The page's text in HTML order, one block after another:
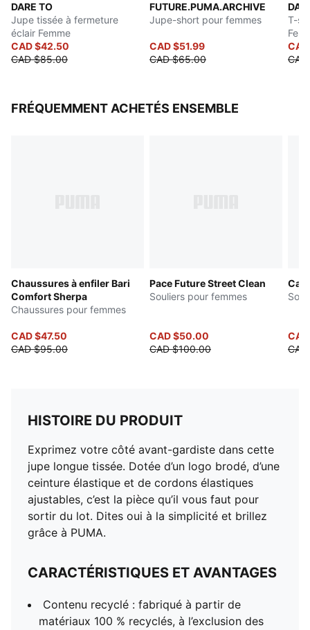
DARE TO
Jupe tissée à fermeture
éclair Femme
CAD $42.50
CAD $85.00
FUTURE.PUMA.ARCHIVE
Jupe-short pour femmes
CAD $51.99
CAD $65.00
T-
FRÉQUEMMENT ACHETÉS ENSEMBLE
Chaussures à enfiler Bari
Comfort Sherpa
Chaussures pour femmes
CAD $47.50
CAD $95.00
Pace Future Street Clean
Souliers pour femmes
CAD $50.00
CAD $100.00
HISTOIRE DU PRODUIT
Exprimez votre côté avant-gardiste dans cette
jupe longue tissée. Dotée d’un logo brodé, d’une
ceinture élastique et de cordons élastiques
ajustables, c’est la pièce qu’il vous faut pour
sortir du lot. Dites oui à la simplicité et brillez
grâce à PUMA.
CARACTÉRISTIQUES ET AVANTAGES
Contenu recyclé : fabriqué à partir de
matériaux 100 % recyclés, à l’exclusion des